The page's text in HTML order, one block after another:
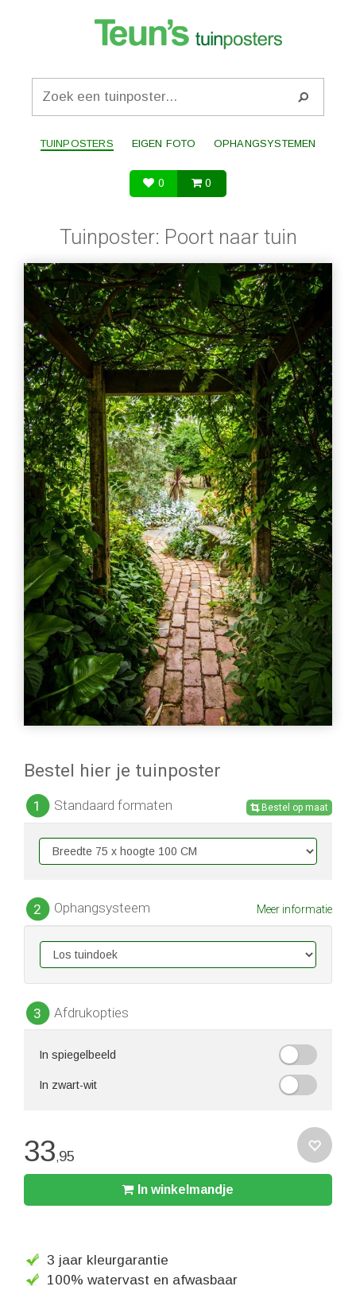
TUINPOSTERS EIGEN FOTO OPHANGSYSTEMEN
0 0
Tuinposter: Poort naar tuin
Bestel hier je tuinposter
1 Standaard formaten Bestel op maat
2 Ophangsysteem Meer informatie
3 Afdrukopties
In spiegelbeeld
In zwart-wit
33,95
In winkelmandje
3 jaar kleurgarantie
100% watervast en afwasbaar